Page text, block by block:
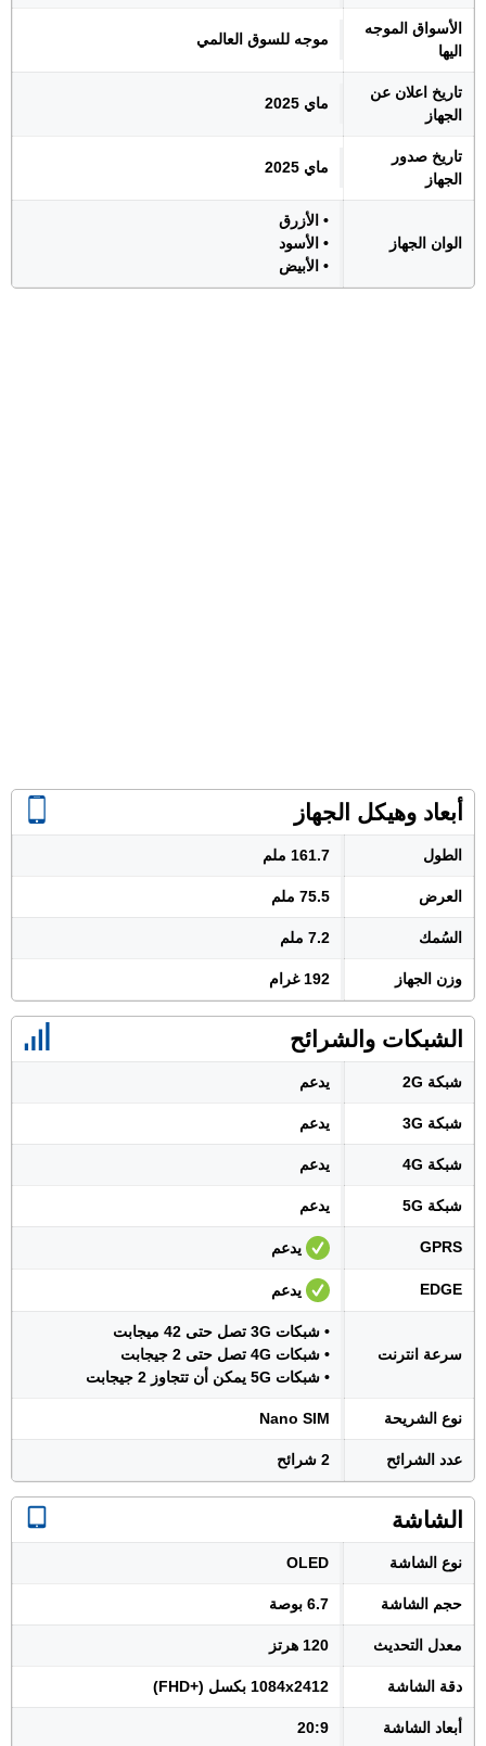
الأسواق الموجه
اليها
موجه للسوق العالمي
تاريخ اعلان عن
الجهاز
ماي 2025
تاريخ صدور
الجهاز
ماي 2025
الوان الجهاز
• الأزرق
• الأسود
• الأبيض
أبعاد وهيكل الجهاز
الطول 161.7 ملم
العرض 75.5 ملم
السُمك 7.2 ملم
وزن الجهاز 192 غرام
الشبكات والشرائح
شبكة 2G يدعم
شبكة 3G يدعم
شبكة 4G يدعم
شبكة 5G يدعم
GPRS يدعم
EDGE يدعم
سرعة انترنت
• شبكات 3G تصل حتى 42 ميجابت
• شبكات 4G تصل حتى 2 جيجابت
• شبكات 5G يمكن أن تتجاوز 2 جيجابت
نوع الشريحة Nano SIM
عدد الشرائح 2 شرائح
الشاشة
نوع الشاشة OLED
حجم الشاشة 6.7 بوصة
معدل التحديث 120 هرتز
دقة الشاشة 1084x2412 بكسل (+FHD)
أبعاد الشاشة 20:9